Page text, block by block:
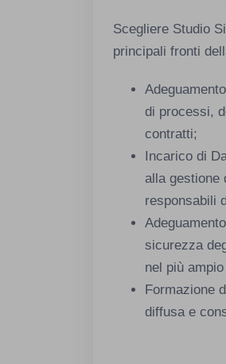
Scegliere Studio
principali fronti
di processi,
contratti;
Incarico di
alla gestione
responsabili
sicurezza
nel più
Formazione
diffusa e